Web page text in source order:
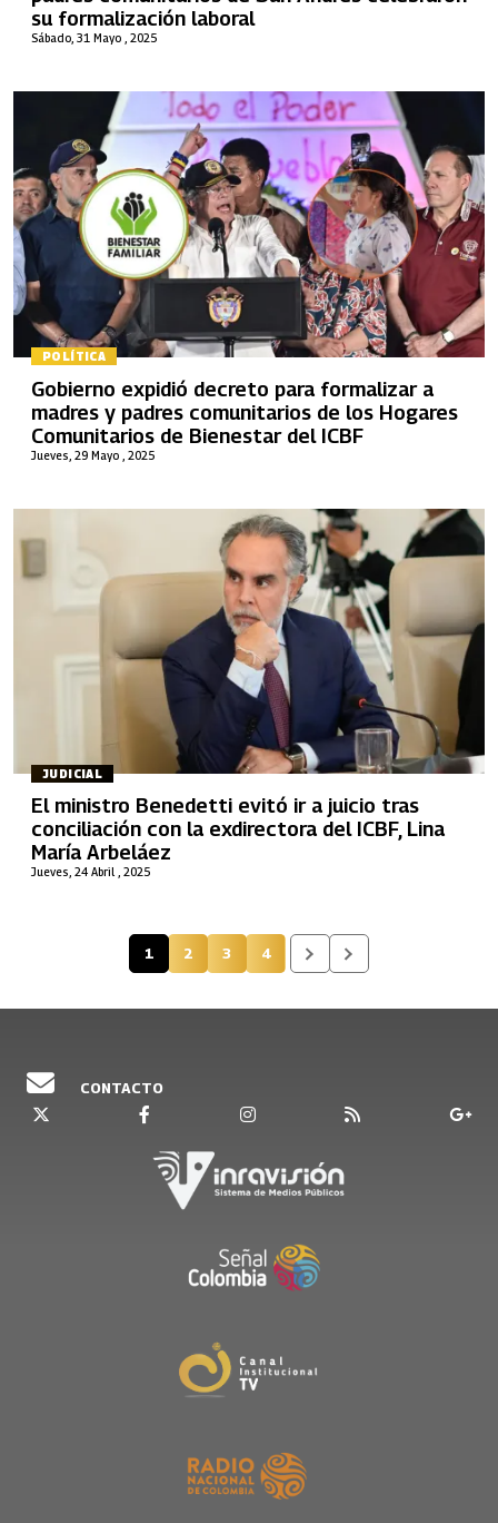
Sábado, 31 Mayo , 2025
su formalización laboral
POLÍTICA
Jueves, 29 Mayo , 2025
Gobierno expidió decreto para formalizar a
madres y padres comunitarios de los Hogares
Comunitarios de Bienestar del ICBF
JUDICIAL
Jueves, 24 Abril , 2025
El ministro Benedetti evitó ir a juicio tras
conciliación con la exdirectora del ICBF, Lina
María Arbeláez
Página actual
1 Página
2 Página
3 Página
4
CONTACTO